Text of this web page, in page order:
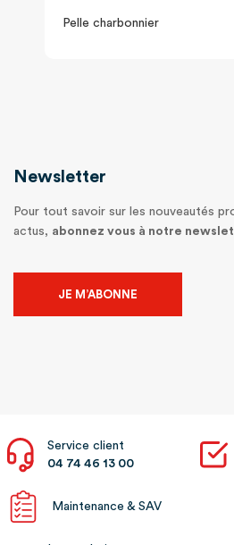
Pelle charbonnier
Newsletter
Pour tout savoir sur les nouveautés
actus, abonnez vous à notre
JE M’ABONNE
Service client
04 74 46 13 00
Maintenance & SAV